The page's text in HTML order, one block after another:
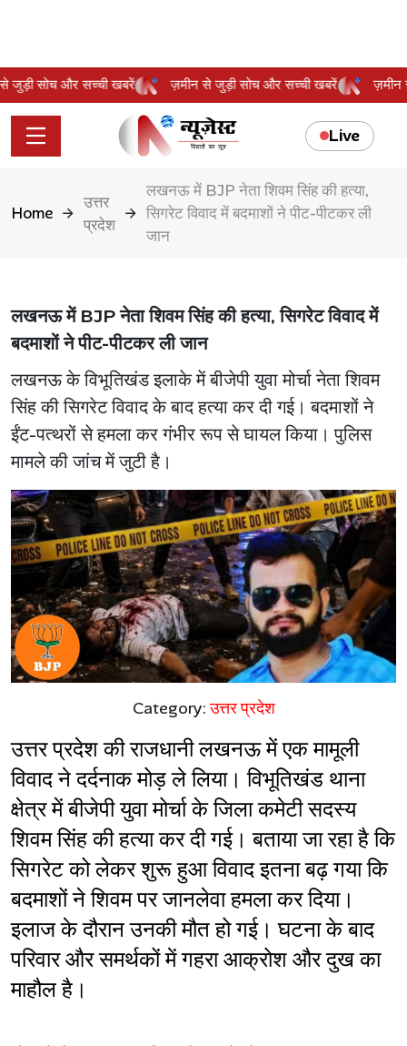
से जुड़ी सोच और सच्ची खबरें ज़मीन से जुड़ी सोच और सच्ची खबरें
Live
Home
उत्तर
प्रदेश
लखनऊ में BJP नेता शिवम सिंह की हत्या,
सिगरेट विवाद में बदमाशों ने पीट-पीटकर ली
जान
लखनऊ में BJP नेता शिवम सिंह की हत्या, सिगरेट विवाद में
बदमाशों ने पीट-पीटकर ली जान
लखनऊ के विभूतिखंड इलाके में बीजेपी युवा मोर्चा नेता शिवम
सिंह की सिगरेट विवाद के बाद हत्या कर दी गई। बदमाशों ने
ईंट-पत्थरों से हमला कर गंभीर रूप से घायल किया। पुलिस
मामले की जांच में जुटी है।
Category:उत्तर प्रदेश
उत्तर प्रदेश की राजधानी लखनऊ में एक मामूली
विवाद ने दर्दनाक मोड़ ले लिया। विभूतिखंड थाना
क्षेत्र में बीजेपी युवा मोर्चा के जिला कमेटी सदस्य
शिवम सिंह की हत्या कर दी गई। बताया जा रहा है कि
सिगरेट को लेकर शुरू हुआ विवाद इतना बढ़ गया कि
बदमाशों ने शिवम पर जानलेवा हमला कर दिया।
इलाज के दौरान उनकी मौत हो गई। घटना के बाद
परिवार और समर्थकों में गहरा आक्रोश और दुख का
माहौल है।